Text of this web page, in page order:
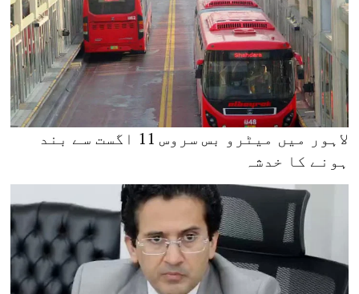
لاہور میں میٹرو بس سروس 11 اگست سے بند
ہونے کا خدشہ